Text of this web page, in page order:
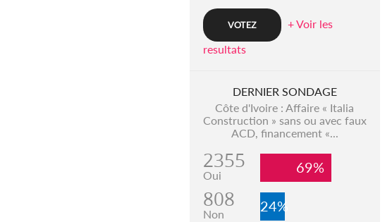
+ Voir les
resultats
DERNIER SONDAGE
Côte d'Ivoire : Affaire « Italia
Construction » sans ou avec faux
ACD, financement «...
2355
Oui 69%
808
Non 24%